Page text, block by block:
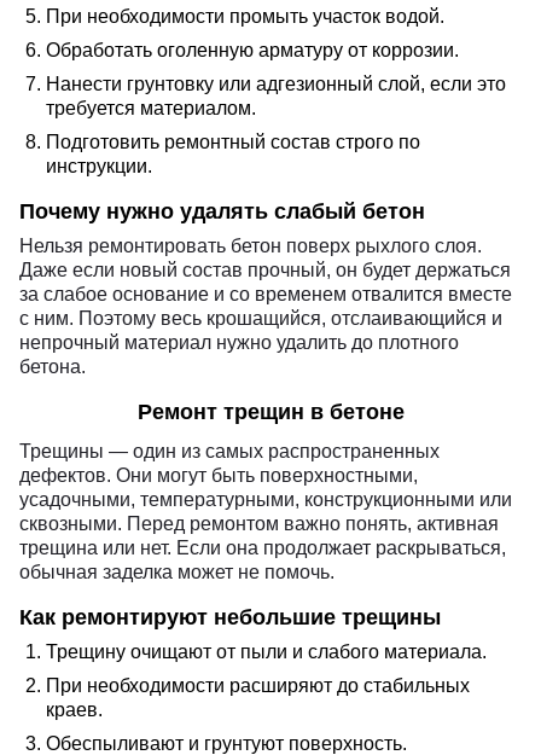
При необходимости промыть участок водой.
Обработать оголенную арматуру от коррозии.
Нанести грунтовку или адгезионный слой, если это
требуется материалом.
Подготовить ремонтный состав строго по
инструкции.
Почему нужно удалять слабый бетон
Нельзя ремонтировать бетон поверх рыхлого слоя.
Даже если новый состав прочный, он будет держаться
за слабое основание и со временем отвалится вместе
с ним. Поэтому весь крошащийся, отслаивающийся и
непрочный материал нужно удалить до плотного
бетона.
Ремонт трещин в бетоне
Трещины — один из самых распространенных
дефектов. Они могут быть поверхностными,
усадочными, температурными, конструкционными или
сквозными. Перед ремонтом важно понять, активная
трещина или нет. Если она продолжает раскрываться,
обычная заделка может не помочь.
Как ремонтируют небольшие трещины
Трещину очищают от пыли и слабого материала.
При необходимости расширяют до стабильных
краев.
Обеспыливают и грунтуют поверхность.